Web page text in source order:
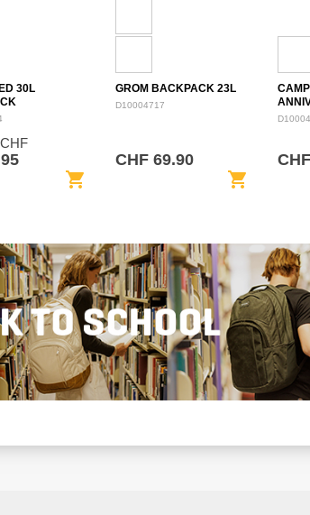
30L
shopping_cart
GROM BACKPACK 23L
D10004717
CHF 69.90
shopping_cart